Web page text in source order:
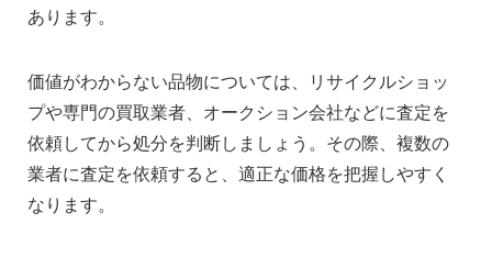
あります。
価値がわからない品物については、リサイクルショッ
プや専門の買取業者、オークション会社などに査定を
依頼してから処分を判断しましょう。その際、複数の
業者に査定を依頼すると、適正な価格を把握しやすく
なります。